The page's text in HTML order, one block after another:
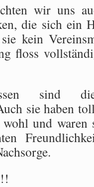
wir uns
die sich ein
kein
floss
sind
sie haben
und